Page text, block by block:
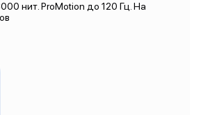
нит. ProMotion до 120 Гц. На